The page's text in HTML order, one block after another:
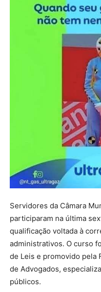
Servidores da Câmara
participaram na última
qualificação voltada à
administrativos. O curso
de Leis e promovido pela
de Advogados,
públicos.